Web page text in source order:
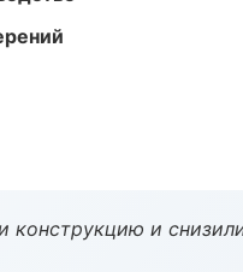
конструкцию и